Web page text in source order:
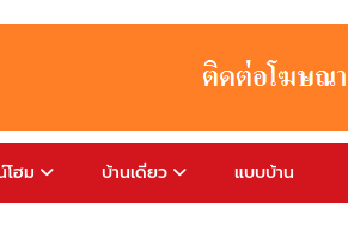
โฮม บ้านเดี่ยว แบบบ้าน